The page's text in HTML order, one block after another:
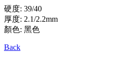
硬度: 39/40
厚度: 2.1/2.2mm
顏色: 黑色
Back